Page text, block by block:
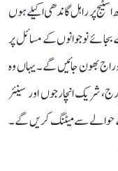
پر راہل گاندھی اکیلے ہوں
بجائے نوجوانوں کے مسائل پر
بھون جائیں گے۔ یہاں وہ
شریک انچارجوں اور سینئر
کے حوالے سے میٹنگ کریں گے۔